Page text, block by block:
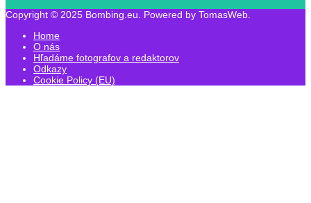
Copyright © 2025 Bombing.eu. Powered by TomasWeb.
Home
O nás
Hľadáme fotografov a redaktorov
Odkazy
Cookie Policy (EU)